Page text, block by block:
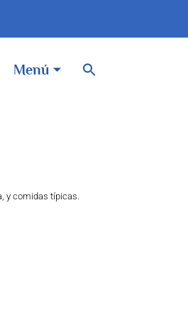
Menú
y comidas típicas.